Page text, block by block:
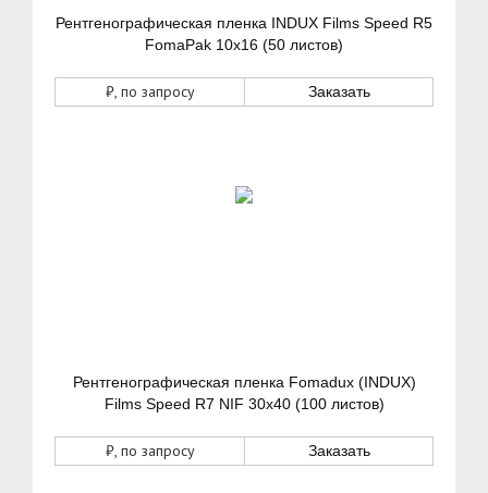
Рентгенографическая пленка INDUX Films Speed R5
FomaPak 10х16 (50 листов)
₽, по запросу Заказать
Рентгенографическая пленка Fomadux (INDUX)
Films Speed R7 NIF 30х40 (100 листов)
₽, по запросу Заказать